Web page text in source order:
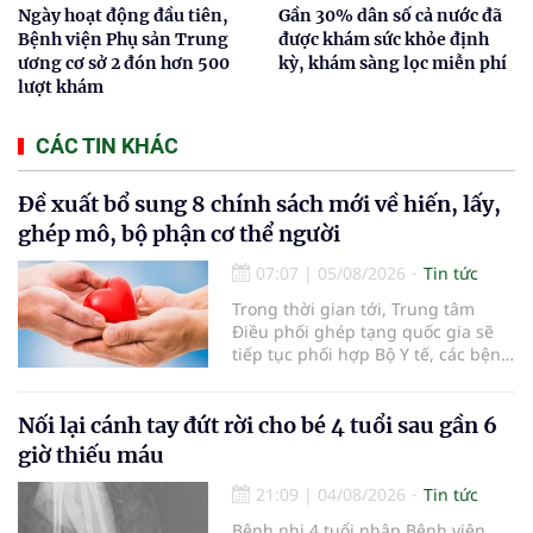
Ngày hoạt động đầu tiên,
Bệnh viện Phụ sản Trung
ương cơ sở 2 đón hơn 500
lượt khám
Gần 30% dân số cả nước đã
được khám sức khỏe định
kỳ, khám sàng lọc miễn phí
CÁC TIN KHÁC
Đề xuất bổ sung 8 chính sách mới về hiến, lấy,
ghép mô, bộ phận cơ thể người
07:07 | 05/08/2026
Tin tức
Trong thời gian tới, Trung tâm
Điều phối ghép tạng quốc gia sẽ
tiếp tục phối hợp Bộ Y tế, các bệnh
cường truyền thông, hoàn thiện
quy trình chuyên môn và hệ thống
hiến và ghép mô tạng.
Nối lại cánh tay đứt rời cho bé 4 tuổi sau gần 6
giờ thiếu máu
21:09 | 04/08/2026
Tin tức